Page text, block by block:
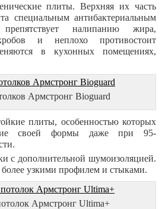
плиты. Верхняя их часть
специальным антибактериальным
налипанию жира,
и неплохо противостоит
в кухонных помещениях,
Армстронг Bioguard
плиты, особенностью которых
своей формы даже при 95-
с дополнительной шумоизоляцией.
узкими профилем и стыками.
Армстронг Ultima+